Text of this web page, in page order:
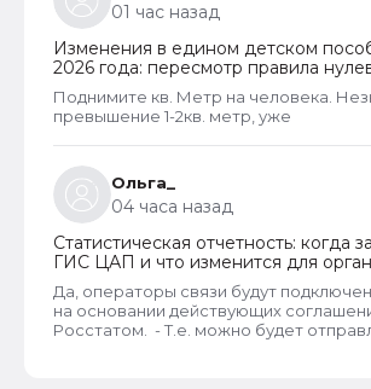
01 час назад
Изменения в едином детском
2026 года: пересмотр правила
новый порядок оформления
пребывания
Поднимите кв. Метр на человека.
превышение 1-2кв. метр, уже
Ольга_
04 часа назад
Статистическая отчетность: когда
ГИС ЦАП и что изменится для
Да, операторы связи будут
на основании действующих
Росстатом. - Т.е. можно будет